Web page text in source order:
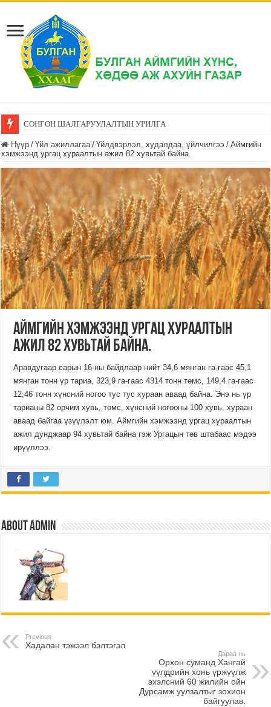
СОНГОН ШАЛГАРУУЛАЛТЫН УРИЛГА
Нүүр / Үйл ажиллагаа / Үйлдвэрлэл, худалдаа, үйлчилгээ / Аймгийн
хэмжээнд ургац хураалтын ажил 82 хувьтай байна.
Аймгийн хэмжээнд ургац хураалтын
ажил 82 хувьтай байна.
Аравдугаар сарын 16-ны байдлаар нийт 34,6 мянган га-гаас 45,1
мянган тонн үр тариа, 323,9 га-гаас 4314 тонн төмс, 149,4 га-гаас
12,46 тонн хүнсний ногоо тус тус хураан аваад байна. Энэ нь үр
тарианы 82 орчим хувь, төмс, хүнсний ногооны 100 хувь, хураан
аваад байгаа үзүүлэлт юм. Аймгийн хэмжээнд ургац хураалтын
ажил дунджаар 94 хувьтай байна гэж Ургацын төв штабаас мэдээ
ирүүллээ.
About admin
Previous
Хадалан тэжээл бэлтэгэл
Дараа нь
Орхон суманд Хангай
үүлдрийн хонь үржүүлж
эхэлсний 60 жилийн ойн
Дурсамж уулзалтыг зохион
байгуулав.